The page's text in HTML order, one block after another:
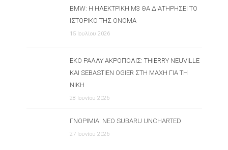
BMW: Η ΗΛΕΚΤΡΙΚΉ M3 ΘΑ ΔΙΑΤΗΡΉΣΕΙ ΤΟ
ΙΣΤΟΡΙΚΌ ΤΗΣ ΌΝΟΜΑ
15 Ιουλίου 2026
ΕΚΟ ΡΆΛΛΥ ΑΚΡΌΠΟΛΙΣ: THIERRY NEUVILLE
ΚΑΙ SEBASTIEN OGIER ΣΤΗ ΜΆΧΗ ΓΙΑ ΤΗ
ΝΊΚΗ
28 Ιουνίου 2026
ΓΝΩΡΙΜΊΑ: ΝΈΟ SUBARU UNCHARTED
27 Ιουνίου 2026